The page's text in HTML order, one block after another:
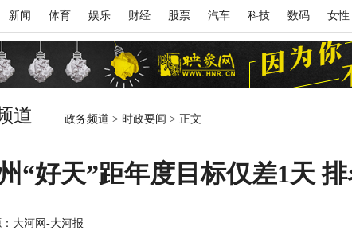
新闻 体育 娱乐 财经 股票 汽车 科技 数码 女性
道 政务频道 > 时政要闻 > 正文
“好天”距年度目标仅差1天
大河网-大河报